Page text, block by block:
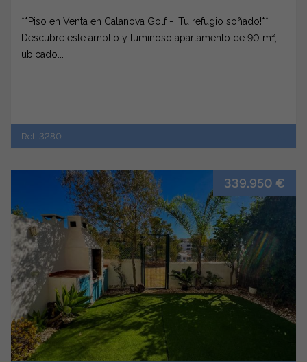
**Piso en Venta en Calanova Golf - ¡Tu refugio soñado!**
Descubre este amplio y luminoso apartamento de 90 m²,
ubicado...
Ref. 3280
339.950 €